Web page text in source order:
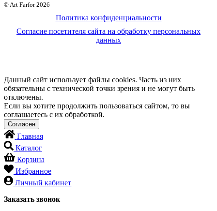
© Art Farfor 2026
Политика конфиденциальности
Согласие посетителя сайта на обработку персональных
данных
Данный сайт использует файлы cookies. Часть из них
обязательны с технической точки зрения и не могут быть
отключены.
Если вы хотите продолжить пользоваться сайтом, то вы
соглашаетесь с их обработкой.
Главная
Каталог
Корзина
Избранное
Личный кабинет
Заказать звонок